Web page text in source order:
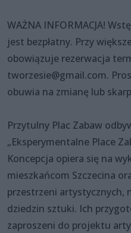
WAŻNA INFORMACJA!
jest bezpłatny. Przy
obowiązuje rezerwacja
tworzesie@gmail.com.
obuwia na zmianę lub
Przytulny Plac Zabaw
„Eksperymentalne Place
Koncepcja opiera się na
mieszkańcom Szczecina
przestrzeni artystycznych,
dziedzin sztuki. Ich
zaproszeni do projektu